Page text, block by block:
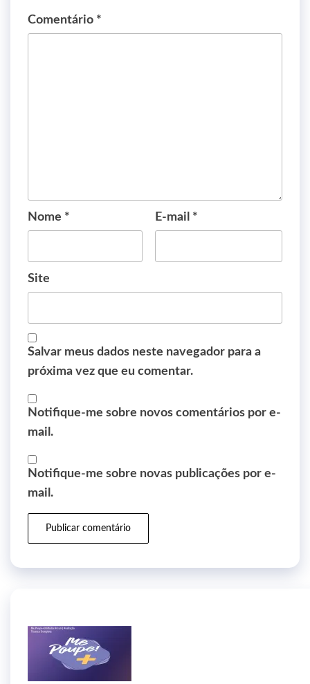
Comentário *
Nome * E-mail *
Site
Salvar meus dados neste navegador para a
próxima vez que eu comentar.
Notifique-me sobre novos comentários por e-
mail.
Notifique-me sobre novas publicações por e-
mail.